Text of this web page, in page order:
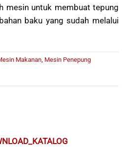
mesin untuk membuat tepung
baku yang sudah melalui
Makanan Mesin Penepung